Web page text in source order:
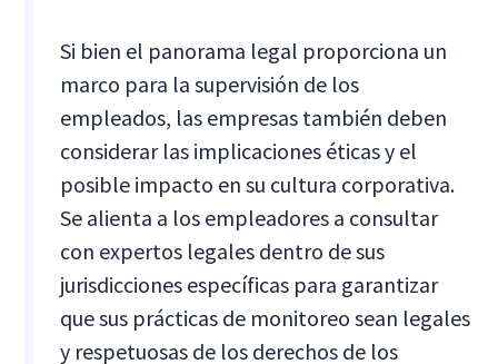
Si bien el panorama legal proporciona un
marco para la supervisión de los
empleados, las empresas también deben
considerar las implicaciones éticas y el
posible impacto en su cultura corporativa.
Se alienta a los empleadores a consultar
con expertos legales dentro de sus
jurisdicciones específicas para garantizar
que sus prácticas de monitoreo sean legales
y respetuosas de los derechos de los